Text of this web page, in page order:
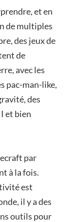
et en
de multiples
des jeux de
de
avec les
pac-man-like,
des
et bien
par
à la fois.
est
il y a des
outils pour